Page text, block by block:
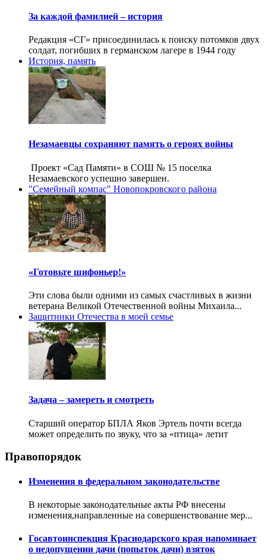
За каждой фамилией – история
Редакция «СГ» присоединилась к поиску потомков двух
солдат, погибших в германском лагере в 1944 году
История, память
Незамаевцы сохраняют память о героях войны
Проект «Сад Памяти» в СОШ № 15 поселка
Незамаевского успешно завершен.
"Семейный компас" Новопокровского района
«Готовьте шифоньер!»
Эти слова были одними из самых счастливых в жизни
ветерана Великой Отечественной войны Михаила...
Защитники Отечества в моей семье
Задача – замереть и смотреть
Старший оператор БПЛА Яков Эртель почти всегда
может определить по звуку, что за «птица» летит
Правопорядок
Изменения в федеральном законодательстве
В некоторые законодательные акты РФ внесены
изменения,направленные на совершенствование мер...
Госавтоинспекция Краснодарского края напоминает
о недопущении дачи (попыток дачи) взяток